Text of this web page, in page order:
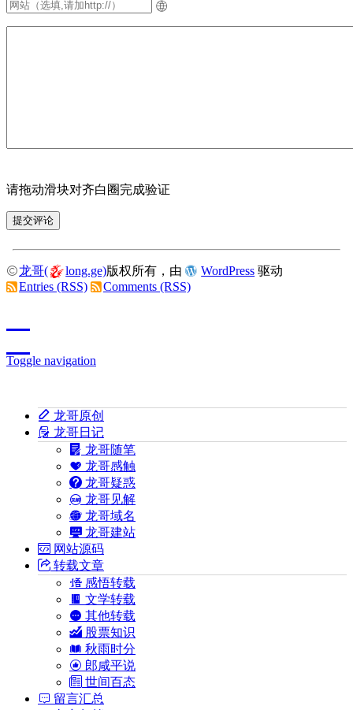
请拖动滑块对齐白圈完成验证
龙哥( long.ge)版权所有，由 WordPress 驱动
Entries (RSS)
Comments (RSS)
Toggle navigation
龙哥原创
龙哥日记
龙哥随笔
龙哥感触
龙哥疑惑
龙哥见解
龙哥域名
龙哥建站
网站源码
转载文章
感悟转载
文学转载
其他转载
股票知识
秋雨时分
郎咸平说
世间百态
留言汇总